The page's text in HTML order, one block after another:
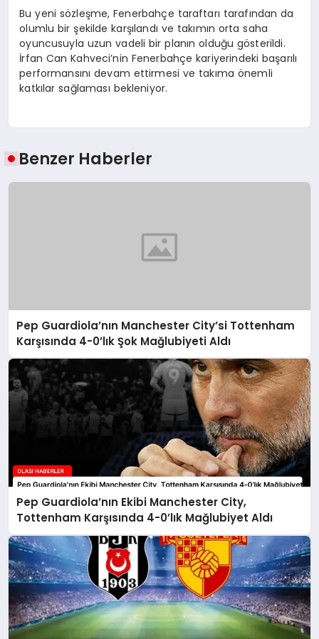
Bu yeni sözleşme, Fenerbahçe taraftarı tarafından da
olumlu bir şekilde karşılandı ve takımın orta saha
oyuncusuyla uzun vadeli bir planın olduğu gösterildi.
İrfan Can Kahveci’nin Fenerbahçe kariyerindeki başarılı
performansını devam ettirmesi ve takıma önemli
katkılar sağlaması bekleniyor.
Benzer Haberler
Pep Guardiola’nın Manchester City’si Tottenham
Karşısında 4-0’lık Şok Mağlubiyeti Aldı
Pep Guardiola’nın Ekibi Manchester City,
Tottenham Karşısında 4-0’lık Mağlubiyet Aldı